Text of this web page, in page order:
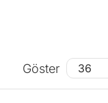
Göster